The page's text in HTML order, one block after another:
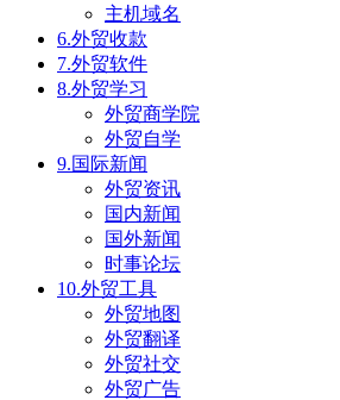
主机域名
6.外贸收款
7.外贸软件
8.外贸学习
外贸商学院
外贸自学
9.国际新闻
外贸资讯
国内新闻
国外新闻
时事论坛
10.外贸工具
外贸地图
外贸翻译
外贸社交
外贸广告